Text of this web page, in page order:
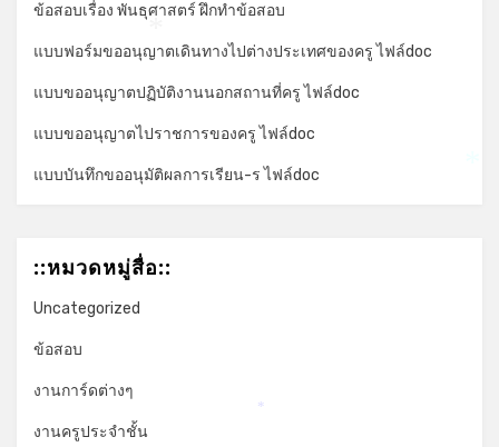
ข้อสอบเรื่อง พันธุศาสตร์ ฝึกทำข้อสอบ
แบบฟอร์มขออนุญาตเดินทางไปต่างประเทศของครู ไฟล์doc
แบบขออนุญาตปฏิบัติงานนอกสถานที่ครู ไฟล์doc
แบบขออนุญาตไปราชการของครู ไฟล์doc
แบบบันทึกขออนุมัติผลการเรียน-ร ไฟล์doc
::หมวดหมู่สื่อ::
Uncategorized
ข้อสอบ
งานการ์ดต่างๆ
งานครูประจำชั้น
*
*